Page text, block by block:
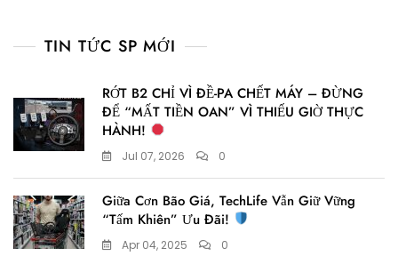
1.890.000 ₫.
1.590.000 ₫.
TIN TỨC SP MỚI
RỚT B2 CHỈ VÌ ĐỀ-PA CHẾT MÁY – ĐỪNG
ĐỂ “MẤT TIỀN OAN” VÌ THIẾU GIỜ THỰC
HÀNH!
Jul 07, 2026 0
Giữa Cơn Bão Giá, TechLife Vẫn Giữ Vững
“Tấm Khiên” Ưu Đãi!
Apr 04, 2025 0